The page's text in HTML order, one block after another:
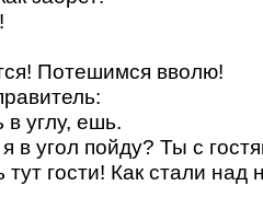
Потешимся вволю!
углу, ешь.
в угол пойду? Ты с
тут гости! Как стали